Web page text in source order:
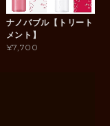
ナノバブル【トリート
メント】
¥7,700